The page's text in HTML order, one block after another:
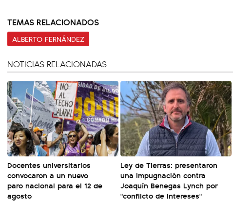
TEMAS RELACIONADOS
ALBERTO FERNÁNDEZ
NOTICIAS RELACIONADAS
Docentes universitarios
convocaron a un nuevo
paro nacional para el 12 de
agosto
Ley de Tierras: presentaron
una impugnación contra
Joaquín Benegas Lynch por
"conflicto de intereses"